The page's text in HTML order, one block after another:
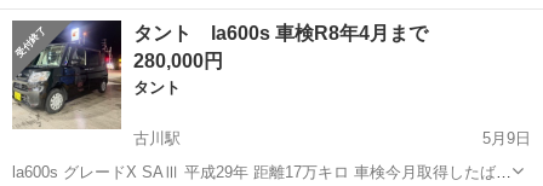
トカスタムになります！ 平成23年式 色ブラック 距離129800キロ KF
エンジンNA 2WDのCVT オートエアコン スマートキー 片側電動スラ
イドド...
宮城 大崎市 西古川駅 タント ダイハツタント
タント la600s 車検R8年4月まで
280,000円
タント
古川駅
5月9日
la600s グレードX SAⅢ 平成29年 距離17万キロ 車検今月取得したばか